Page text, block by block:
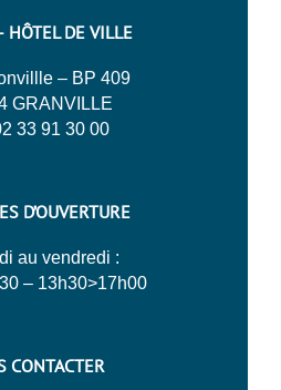
HÔTEL DE VILLE
– BP 409
GRANVILLE
33 91 30 00
D’OUVERTURE
au vendredi :
– 13h30>17h00
CONTACTER